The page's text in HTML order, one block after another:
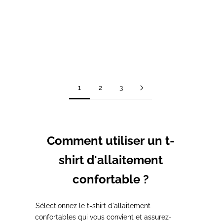
1 2 3
Comment utiliser un t-
shirt d'allaitement
confortable ?
Sélectionnez le t-shirt d'allaitement
confortables qui vous convient et assurez-